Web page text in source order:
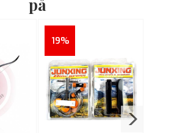
på
19%